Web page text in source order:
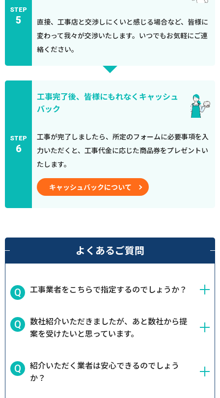
STEP
5
直接、工事店と交渉しにくいと感じる場合など、皆様に
変わって我々が交渉いたします。いつでもお気軽にご連
絡ください。
STEP
6
工事完了後、皆様にもれなくキャッシュ
バック
工事が完了しましたら、所定のフォームに必要事項を入
力いただくと、工事代金に応じた商品券をプレゼントい
たします。
キャッシュバックについて
よくあるご質問
工事業者をこちらで指定するのでしょうか？
数社紹介いただきましたが、あと数社から提
案を受けたいと思っています。
紹介いただく業者は安心できるのでしょう
か？